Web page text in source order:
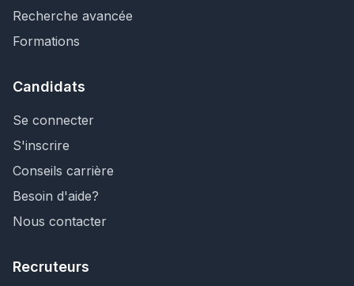
Recherche avancée
Formations
Candidats
Se connecter
S'inscrire
Conseils carrière
Besoin d'aide?
Nous contacter
Recruteurs